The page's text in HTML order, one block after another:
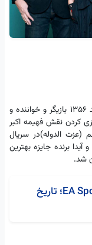
، غزل شاکری متولد 22 اسفند 1356 بازیگر و خواننده و
کردن نقش فهیمه اکبر
الدوله)در سریال
برای فیلم سارا و آیدا برنده جایزه بهترین
شد.
معرفی EA Sports FC 27؛ تاریخ